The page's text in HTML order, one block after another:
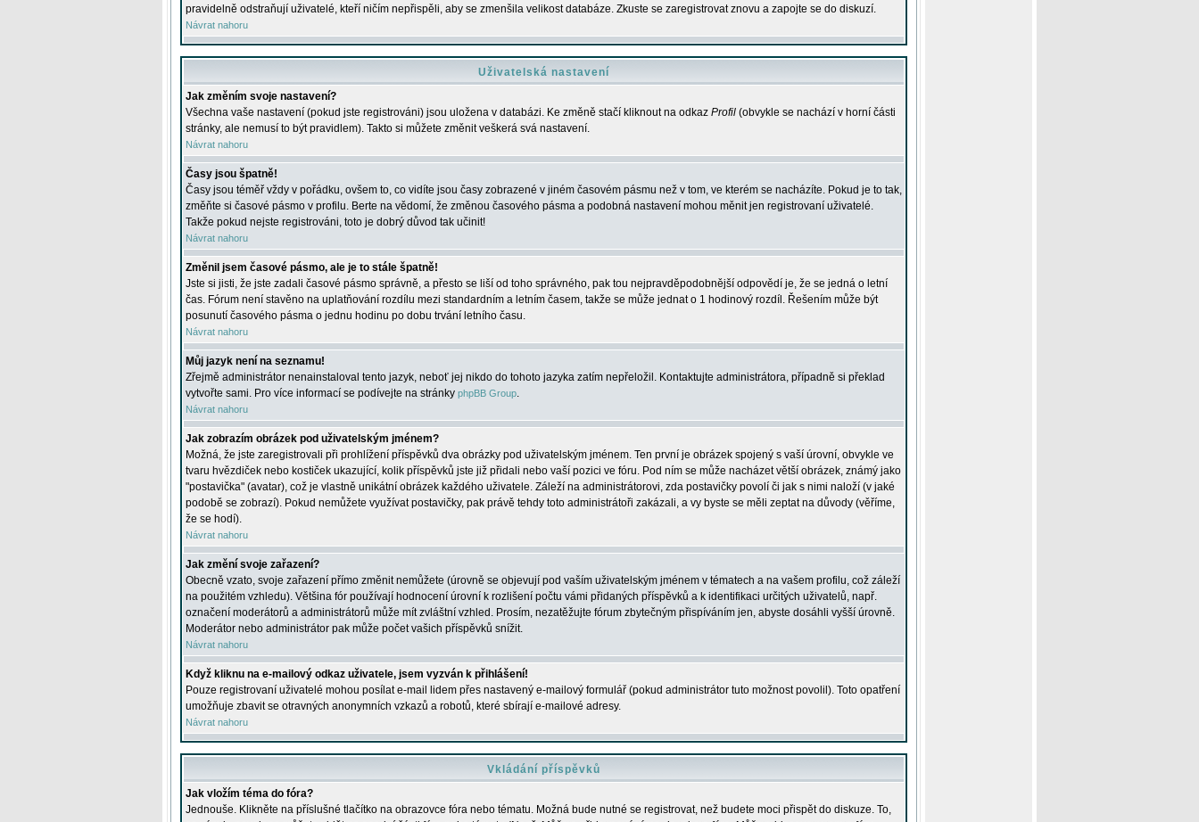
pravidelně odstraňují uživatelé, kteří ničím nepřispěli, aby se zmenšila velikost databáze. Zkuste se zaregistrovat znovu a zapojte se do diskuzí.
Návrat nahoru
Uživatelská nastavení
Jak změním svoje nastavení?
Všechna vaše nastavení (pokud jste registrováni) jsou uložena v databázi. Ke změně stačí kliknout na odkaz Profil (obvykle se nachází v horní části
stránky, ale nemusí to být pravidlem). Takto si můžete změnit veškerá svá nastavení.
Návrat nahoru
Časy jsou špatně!
Časy jsou téměř vždy v pořádku, ovšem to, co vidíte jsou časy zobrazené v jiném časovém pásmu než v tom, ve kterém se nacházíte. Pokud je to tak,
změňte si časové pásmo v profilu. Berte na vědomí, že změnou časového pásma a podobná nastavení mohou měnit jen registrovaní uživatelé.
Takže pokud nejste registrováni, toto je dobrý důvod tak učinit!
Návrat nahoru
Změnil jsem časové pásmo, ale je to stále špatně!
Jste si jisti, že jste zadali časové pásmo správně, a přesto se liší od toho správného, pak tou nejpravděpodobnější odpovědí je, že se jedná o letní
čas. Fórum není stavěno na uplatňování rozdílu mezi standardním a letním časem, takže se může jednat o 1 hodinový rozdíl. Řešením může být
posunutí časového pásma o jednu hodinu po dobu trvání letního času.
Návrat nahoru
Můj jazyk není na seznamu!
Zřejmě administrátor nenainstaloval tento jazyk, neboť jej nikdo do tohoto jazyka zatím nepřeložil. Kontaktujte administrátora, případně si překlad
vytvořte sami. Pro více informací se podívejte na stránky phpBB Group.
Návrat nahoru
Jak zobrazím obrázek pod uživatelským jménem?
Možná, že jste zaregistrovali při prohlížení příspěvků dva obrázky pod uživatelským jménem. Ten první je obrázek spojený s vaší úrovní, obvykle ve
tvaru hvězdiček nebo kostiček ukazující, kolik příspěvků jste již přidali nebo vaší pozici ve fóru. Pod ním se může nacházet větší obrázek, známý jako
"postavička" (avatar), což je vlastně unikátní obrázek každého uživatele. Záleží na administrátorovi, zda postavičky povolí či jak s nimi naloží (v jaké
podobě se zobrazí). Pokud nemůžete využívat postavičky, pak právě tehdy toto administrátoři zakázali, a vy byste se měli zeptat na důvody (věříme,
že se hodí).
Návrat nahoru
Jak změní svoje zařazení?
Obecně vzato, svoje zařazení přímo změnit nemůžete (úrovně se objevují pod vaším uživatelským jménem v tématech a na vašem profilu, což záleží
na použitém vzhledu). Většina fór používají hodnocení úrovní k rozlišení počtu vámi přidaných příspěvků a k identifikaci určitých uživatelů, např.
označení moderátorů a administrátorů může mít zvláštní vzhled. Prosím, nezatěžujte fórum zbytečným přispíváním jen, abyste dosáhli vyšší úrovně.
Moderátor nebo administrátor pak může počet vašich příspěvků snížit.
Návrat nahoru
Když kliknu na e-mailový odkaz uživatele, jsem vyzván k přihlášení!
Pouze registrovaní uživatelé mohou posílat e-mail lidem přes nastavený e-mailový formulář (pokud administrátor tuto možnost povolil). Toto opatření
umožňuje zbavit se otravných anonymních vzkazů a robotů, které sbírají e-mailové adresy.
Návrat nahoru
Vkládání příspěvků
Jak vložím téma do fóra?
Jednouše. Klikněte na příslušné tlačítko na obrazovce fóra nebo tématu. Možná bude nutné se registrovat, než budete moci přispět do diskuze. To,